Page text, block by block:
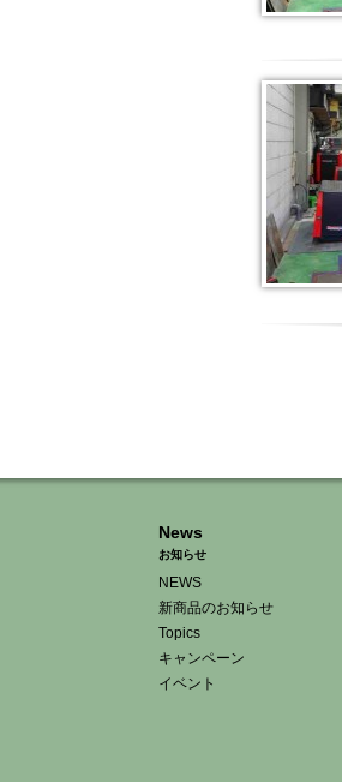
News
お知らせ
NEWS
新商品のお知らせ
Topics
キャンペーン
イベント